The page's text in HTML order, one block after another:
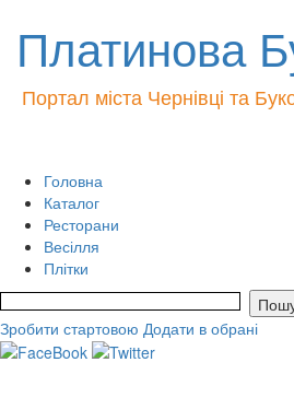
Платинова
Портал міста Чернівці та
Головна
Каталог
Ресторани
Весілля
Плітки
Зробити стартовою Додати в обрані